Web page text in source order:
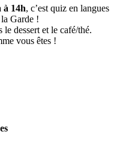
à 14h, c’est quiz en langues
Garde !
dessert et le café/thé.
vous êtes !